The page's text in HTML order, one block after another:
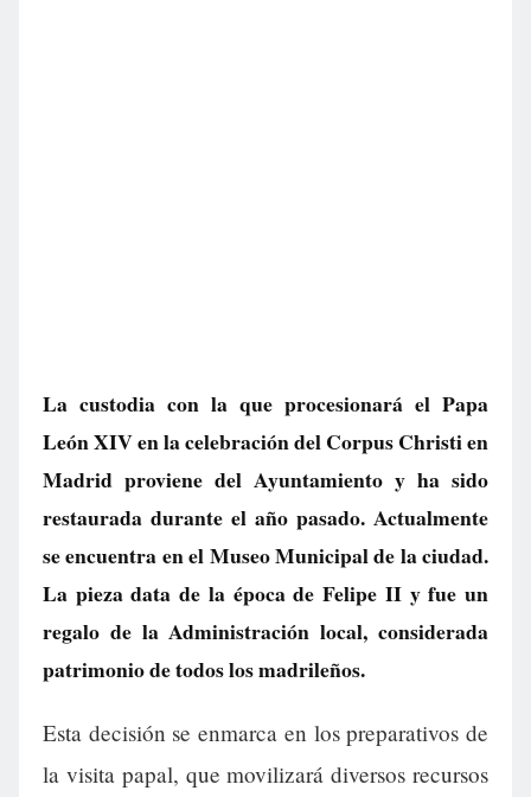
La custodia con la que procesionará el Papa
León XIV en la celebración del Corpus Christi en
Madrid proviene del Ayuntamiento y ha sido
restaurada durante el año pasado. Actualmente
se encuentra en el Museo Municipal de la ciudad.
La pieza data de la época de Felipe II y fue un
regalo de la Administración local, considerada
patrimonio de todos los madrileños.
Esta decisión se enmarca en los preparativos de
la visita papal, que movilizará diversos recursos